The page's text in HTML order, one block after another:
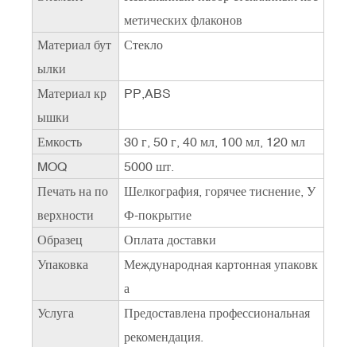
метических флаконов
Материал бут
ылки
Стекло
Материал кр
ышки
PP,ABS
Емкость
30 г, 50 г, 40 мл, 100 мл, 120 мл
MOQ
5000 шт.
Печать на по
верхности
Шелкография, горячее тиснение, У
Ф-покрытие
Образец
Оплата доставки
Упаковка
Международная картонная упаковк
а
Услуга
Предоставлена ​​профессиональная
рекомендация.